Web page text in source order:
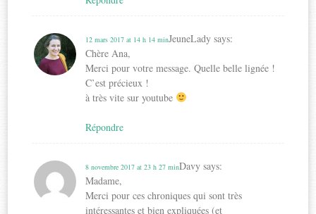
JeuneLady says:
12 mars 2017 at 14 h 14 min
Chère Ana,
Merci pour votre message. Quelle belle lignée !
C’est précieux !
à très vite sur youtube
Répondre
Davy says:
8 novembre 2017 at 23 h 27 min
Madame,
Merci pour ces chroniques qui sont très
intéressantes et bien expliquées (et